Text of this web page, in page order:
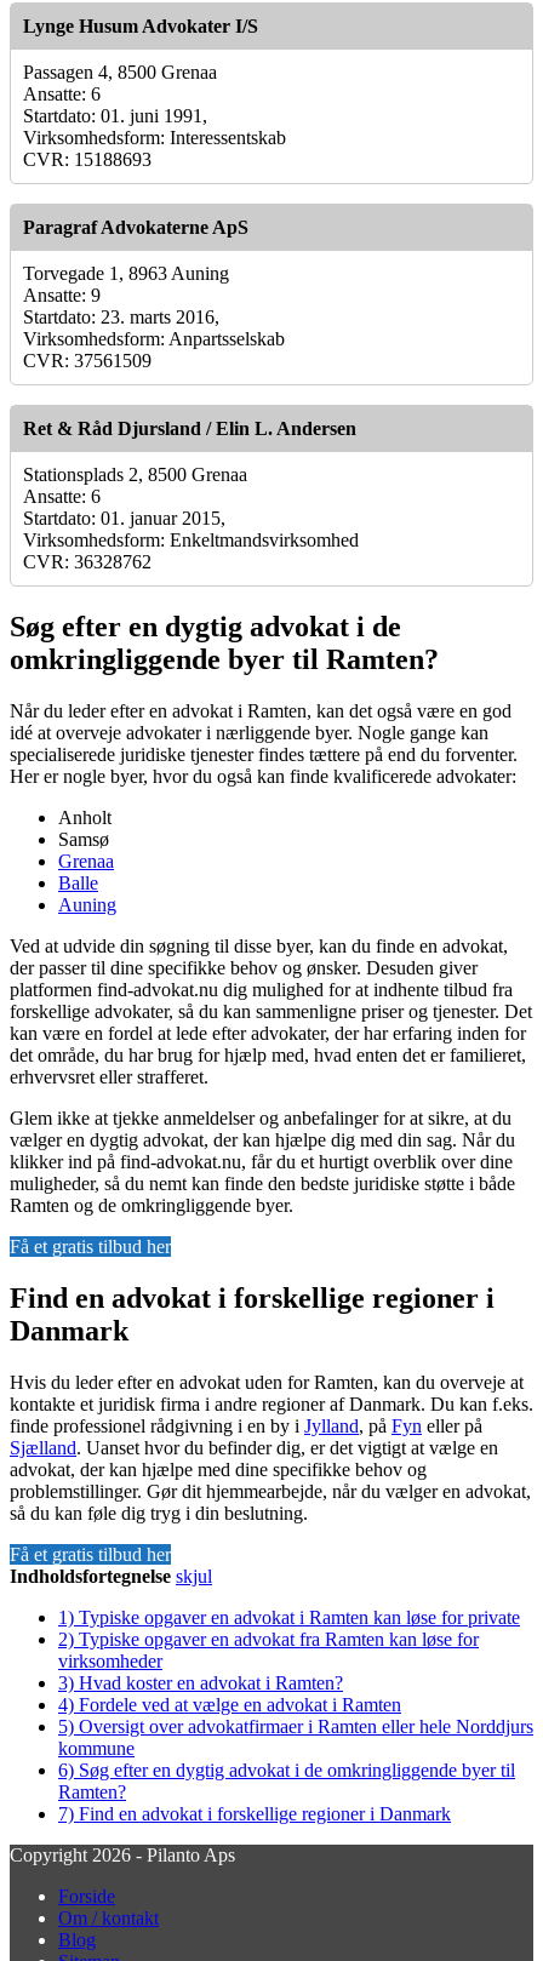
Lynge Husum Advokater I/S
Passagen 4, 8500 Grenaa
Ansatte: 6
Startdato: 01. juni 1991,
Virksomhedsform: Interessentskab
CVR: 15188693
Paragraf Advokaterne ApS
Torvegade 1, 8963 Auning
Ansatte: 9
Startdato: 23. marts 2016,
Virksomhedsform: Anpartsselskab
CVR: 37561509
Ret & Råd Djursland / Elin L. Andersen
Stationsplads 2, 8500 Grenaa
Ansatte: 6
Startdato: 01. januar 2015,
Virksomhedsform: Enkeltmandsvirksomhed
CVR: 36328762
Søg efter en dygtig advokat i de
omkringliggende byer til Ramten?
Når du leder efter en advokat i Ramten, kan det også være en god
idé at overveje advokater i nærliggende byer. Nogle gange kan
specialiserede juridiske tjenester findes tættere på end du forventer.
Her er nogle byer, hvor du også kan finde kvalificerede advokater:
Anholt
Samsø
Grenaa
Balle
Auning
Ved at udvide din søgning til disse byer, kan du finde en advokat,
der passer til dine specifikke behov og ønsker. Desuden giver
platformen find-advokat.nu dig mulighed for at indhente tilbud fra
forskellige advokater, så du kan sammenligne priser og tjenester. Det
kan være en fordel at lede efter advokater, der har erfaring inden for
det område, du har brug for hjælp med, hvad enten det er familieret,
erhvervsret eller strafferet.
Glem ikke at tjekke anmeldelser og anbefalinger for at sikre, at du
vælger en dygtig advokat, der kan hjælpe dig med din sag. Når du
klikker ind på find-advokat.nu, får du et hurtigt overblik over dine
muligheder, så du nemt kan finde den bedste juridiske støtte i både
Ramten og de omkringliggende byer.
Få et gratis tilbud her
Find en advokat i forskellige regioner i
Danmark
Hvis du leder efter en advokat uden for Ramten, kan du overveje at
kontakte et juridisk firma i andre regioner af Danmark. Du kan f.eks.
finde professionel rådgivning i en by i Jylland, på Fyn eller på
Sjælland. Uanset hvor du befinder dig, er det vigtigt at vælge en
advokat, der kan hjælpe med dine specifikke behov og
problemstillinger. Gør dit hjemmearbejde, når du vælger en advokat,
så du kan føle dig tryg i din beslutning.
Få et gratis tilbud her
Indholdsfortegnelse skjul
1) Typiske opgaver en advokat i Ramten kan løse for private
2) Typiske opgaver en advokat fra Ramten kan løse for
virksomheder
3) Hvad koster en advokat i Ramten?
4) Fordele ved at vælge en advokat i Ramten
5) Oversigt over advokatfirmaer i Ramten eller hele Norddjurs
kommune
6) Søg efter en dygtig advokat i de omkringliggende byer til
Ramten?
7) Find en advokat i forskellige regioner i Danmark
Copyright 2026 - Pilanto Aps
Forside
Om / kontakt
Blog